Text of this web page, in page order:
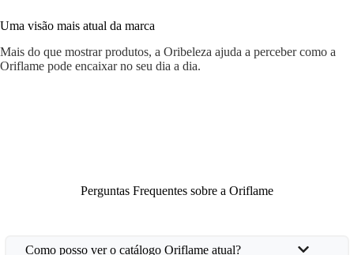
Uma visão mais atual da marca
Mais do que mostrar produtos, a Oribeleza ajuda a perceber como a
Oriflame pode encaixar no seu dia a dia.
Perguntas Frequentes sobre a Oriflame
Como posso ver o catálogo Oriflame atual?